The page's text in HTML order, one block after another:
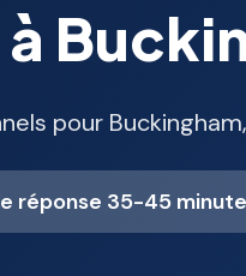
pour
réponse 35-45